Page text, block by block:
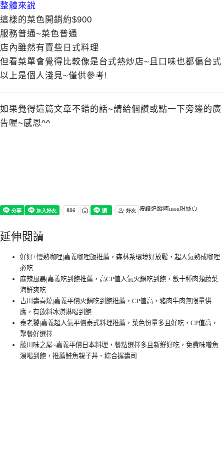
整體來說
這樣的菜色開銷約$900
服務普通~菜色普通
店內雖然有賣些日式料理
但看菜單會覺得比較像是台式熱炒店~且口味也都偏台式
以上是個人淺見~僅供參考!
如果覺得這篇文章不錯的話~請給個讚或點一下旁邊的廣
告喔~感恩^^
按讚追蹤阿mon粉絲頁
延伸閱讀
好好+慢熟咖哩|嘉義咖哩飯推薦，森林系環境好放鬆，超人氣熟成咖哩
必吃
麻辣風暴|嘉義吃到飽推薦，高CP值人氣火鍋吃到飽，數十種肉類蔬菜
海鮮爽吃
古川壽喜燒|嘉義平價火鍋吃到飽推薦，CP值高，豬肉牛肉無限量供
應，有飲料冰淇淋喝到飽
泰老饕|嘉義超人氣平價泰式料理推薦，菜色份量多且好吃，CP值高，
聚餐好選擇
藤川味之屋~嘉義平價日本料理，餐點選擇多且新鮮好吃，免費味噌魚
湯喝到飽，推薦鮭魚親子丼、綜合握壽司